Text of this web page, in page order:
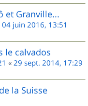
et Granville...
04 juin 2016, 13:51
le calvados
« 29 sept. 2014, 17:29
la Suisse